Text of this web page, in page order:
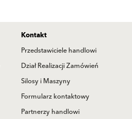
Kontakt
Przedstawiciele handlowi
Dział Realizacji Zamówień
Silosy i Maszyny
Formularz kontaktowy
Partnerzy handlowi